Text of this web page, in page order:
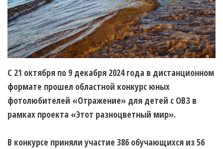
С 21 октября по 9 декабря 2024 года в дистанционном
формате прошел областной конкурс юных
фотолюбителей «Отражение» для детей с ОВЗ в
рамках проекта «Этот разноцветный мир».
В конкурсе приняли участие 386 обучающихся из 56